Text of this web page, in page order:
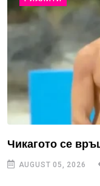
Чикагото се
AUGUST 05, 2026